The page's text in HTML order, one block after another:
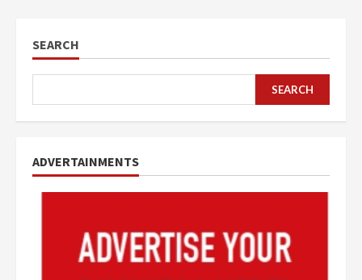
SEARCH
SEARCH
ADVERTAINMENTS